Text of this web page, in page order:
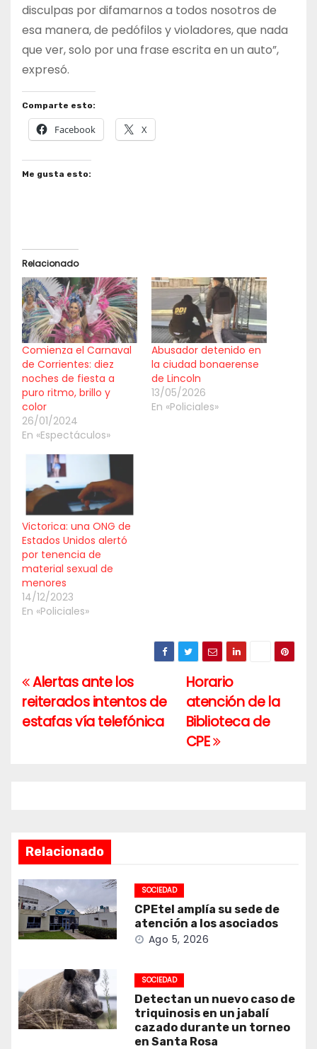
disculpas por difamarnos a todos nosotros de
esa manera, de pedófilos y violadores, que nada
que ver, solo por una frase escrita en un auto”,
expresó.
Comparte esto:
Facebook X
Me gusta esto:
Relacionado
Comienza el Carnaval
de Corrientes: diez
noches de fiesta a
puro ritmo, brillo y
color
26/01/2024
En «Espectáculos»
Abusador detenido en
la ciudad bonaerense
de Lincoln
13/05/2026
En «Policiales»
Victorica: una ONG de
Estados Unidos alertó
por tenencia de
material sexual de
menores
14/12/2023
En «Policiales»
Navegación
de
Horario
atención de la
Biblioteca de
CPE
Alertas ante los
reiterados intentos de
estafas vía telefónica
Relacionado
SOCIEDAD
CPEtel amplía su sede de
atención a los asociados
Ago 5, 2026
SOCIEDAD
Detectan un nuevo caso de
triquinosis en un jabalí
cazado durante un torneo
en Santa Rosa